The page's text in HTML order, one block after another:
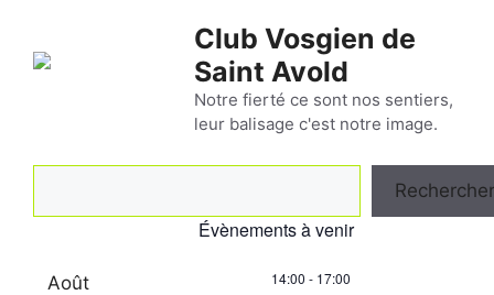
contenu
Club Vosgien de
Saint Avold
Notre fierté ce sont nos sentiers,
leur balisage c'est notre image.
Rechercher
Évènements à venir
Août 14:00 - 17:00